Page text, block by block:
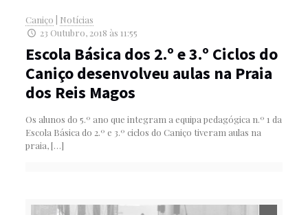
Caniço
Notícias
23 Outubro, 2018 às 11:55
Escola Básica dos 2.º e 3.º Ciclos do
Caniço desenvolveu aulas na Praia
dos Reis Magos
Os alunos do 5.º ano que integram a equipa pedagógica n.º 1 da
Escola Básica do 2.º e 3.º ciclos do Caniço tiveram aulas na
praia,[…]